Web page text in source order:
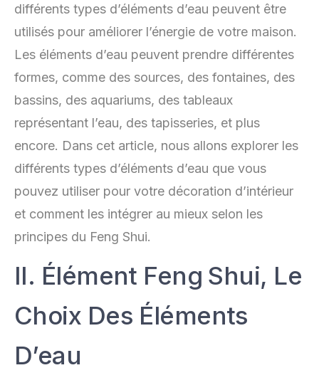
différents types d’éléments d’eau peuvent être
utilisés pour améliorer l’énergie de votre maison.
Les éléments d’eau peuvent prendre différentes
formes, comme des sources, des fontaines, des
bassins, des aquariums, des tableaux
représentant l’eau, des tapisseries, et plus
encore. Dans cet article, nous allons explorer les
différents types d’éléments d’eau que vous
pouvez utiliser pour votre décoration d’intérieur
et comment les intégrer au mieux selon les
principes du Feng Shui.
II. Élément Feng Shui, Le
Choix Des Éléments
D’eau